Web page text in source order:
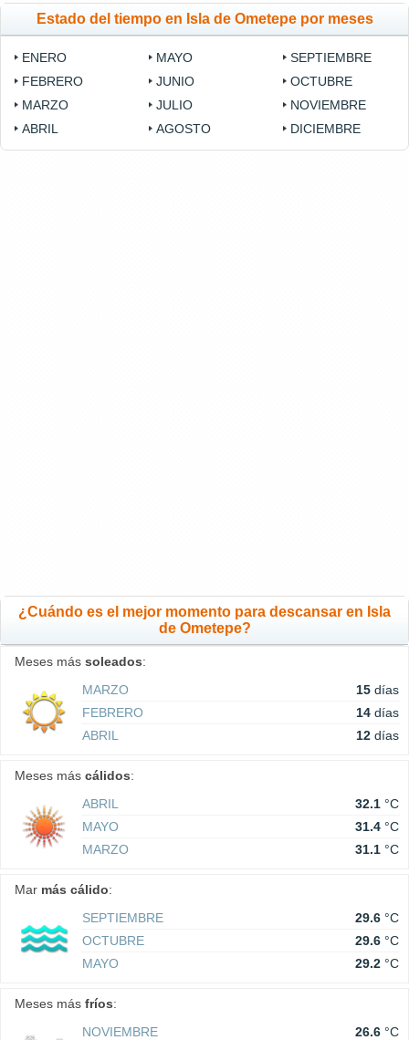
Estado del tiempo en Isla de Ometepe por meses
ENERO
FEBRERO
MARZO
ABRIL
MAYO
JUNIO
JULIO
AGOSTO
SEPTIEMBRE
OCTUBRE
NOVIEMBRE
DICIEMBRE
¿Cuándo es el mejor momento para descansar en Isla
de Ometepe?
Meses más soleados:
MARZO
15 días
FEBRERO
14 días
ABRIL
12 días
Meses más cálidos:
ABRIL
32.1 °C
MAYO
31.4 °C
MARZO
31.1 °C
Mar más cálido:
SEPTIEMBRE
29.6 °C
OCTUBRE
29.6 °C
MAYO
29.2 °C
Meses más fríos:
NOVIEMBRE
26.6 °C